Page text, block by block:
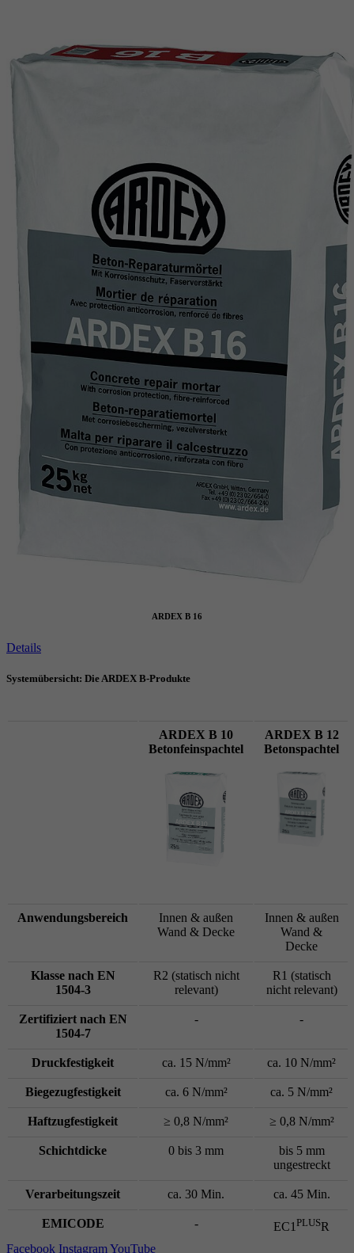
ARDEX B 16
Details
Systemübersicht: Die ARDEX B-Produkte
ARDEX B 10
Betonfeinspachtel
ARDEX B 12
Betonspachtel
Anwendungsbereich
Innen & außen
Wand & Decke
Innen & außen
Wand &
Decke
Klasse nach EN
1504-3
R2 (statisch nicht
relevant)
R1 (statisch
nicht relevant)
Zertifiziert nach EN
1504-7
- -
Druckfestigkeit ca. 15 N/mm² ca. 10 N/mm²
Biegezugfestigkeit ca. 6 N/mm² ca. 5 N/mm²
Haftzugfestigkeit ≥ 0,8 N/mm² ≥ 0,8 N/mm²
Schichtdicke 0 bis 3 mm
bis 5 mm
ungestreckt
Verarbeitungszeit ca. 30 Min. ca. 45 Min.
EMICODE - EC1 PLUSR
Facebook InstagramYouTube